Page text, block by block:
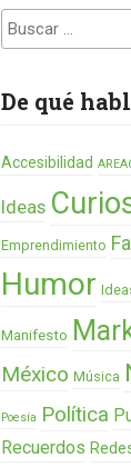
Buscar:
De qué
Accesibilidad
Ideas
Emprendimiento
Humor
Manifesto
México Música
Poesía Política
Recuerdos